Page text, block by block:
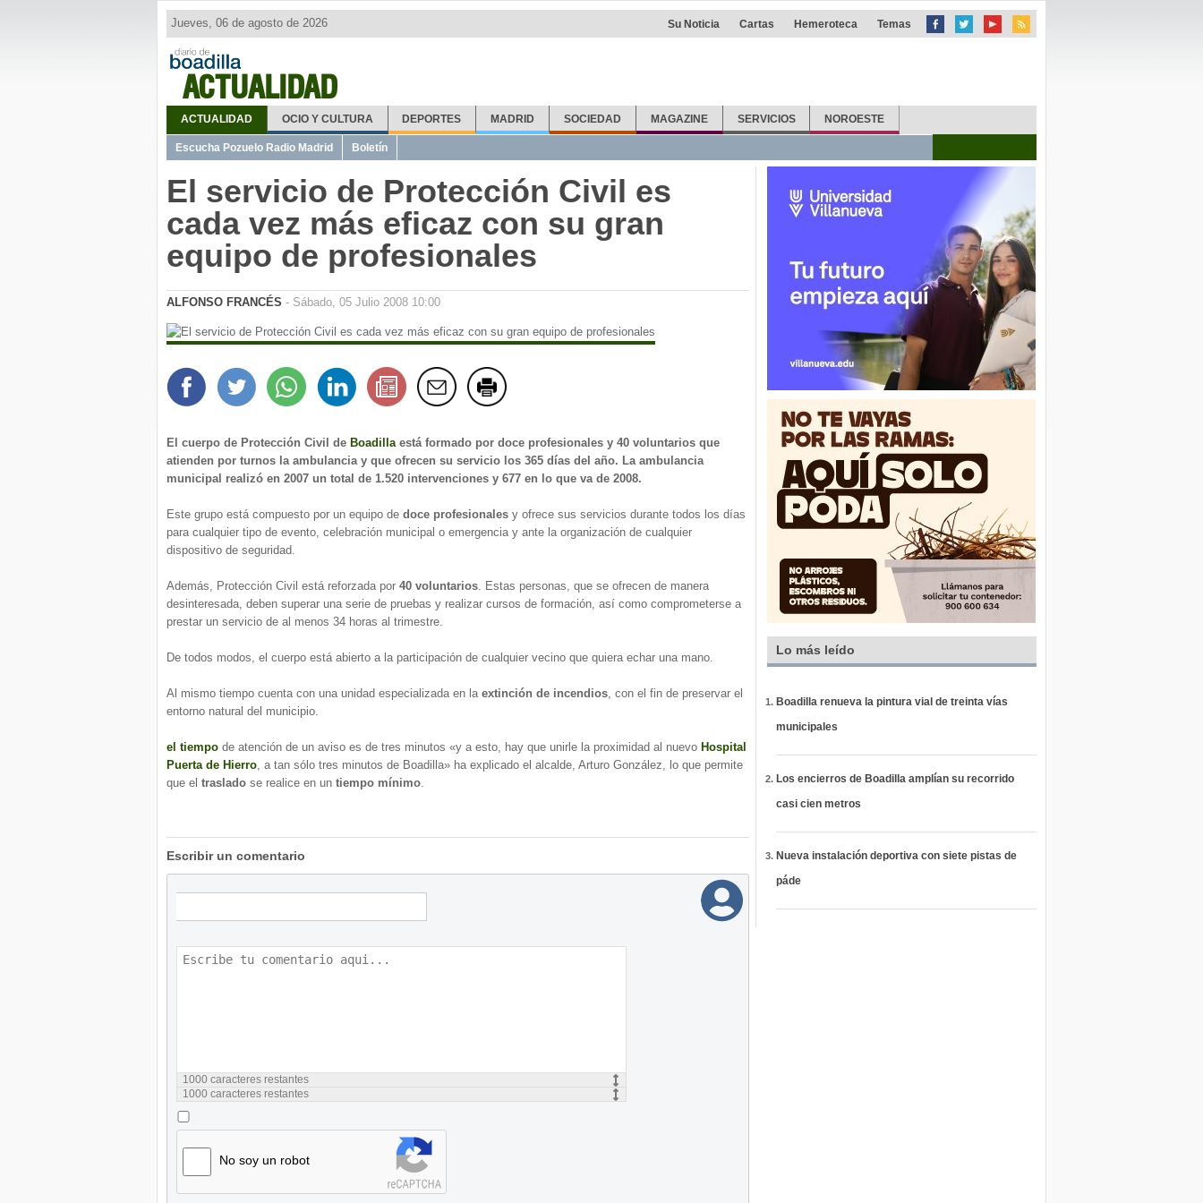
ACTUALIDAD
Jueves, 06 de agosto de 2026 Su Noticia Cartas Hemeroteca Temas
ACTUALIDAD OCIO Y CULTURA DEPORTES MADRID SOCIEDAD MAGAZINE SERVICIOS NOROESTE
Escucha Pozuelo Radio Madrid Boletín
El servicio de Protección Civil es
cada vez más eficaz con su gran
equipo de profesionales
ALFONSO FRANCÉS - Sábado, 05 Julio 2008 10:00
El cuerpo de Protección Civil de Boadillaestá formado por doce profesionales y 40 voluntarios que
atienden por turnos la ambulancia y que ofrecen su servicio los 365 días del año. La ambulancia
municipal realizó en 2007 un total de 1.520 intervenciones y 677 en lo que va de 2008.
Este grupo está compuesto por un equipo de doce profesionales y ofrece sus servicios durante todos los días
para cualquier tipo de evento, celebración municipal o emergencia y ante la organización de cualquier
dispositivo de seguridad.
Además, Protección Civil está reforzada por 40 voluntarios. Estas personas, que se ofrecen de manera
desinteresada, deben superar una serie de pruebas y realizar cursos de formación, así como comprometerse a
prestar un servicio de al menos 34 horas al trimestre.
De todos modos, el cuerpo está abierto a la participación de cualquier vecino que quiera echar una mano.
Al mismo tiempo cuenta con una unidad especializada en la extinción de incendios, con el fin de preservar el
entorno natural del municipio.
el tiempo de atención de un aviso es de tres minutos «y a esto, hay que unirle la proximidad al nuevo Hospital
Puerta de Hierro, a tan sólo tres minutos de Boadilla» ha explicado el alcalde, Arturo González, lo que permite
que el traslado se realice en un tiempo mínimo.
Escribir un comentario
1000 caracteres restantes
1000 caracteres restantes
No soy un robot
Lo más leído
Boadilla renueva la pintura vial de treinta vías
municipales
Los encierros de Boadilla amplían su recorrido
casi cien metros
Nueva instalación deportiva con siete pistas de
páde